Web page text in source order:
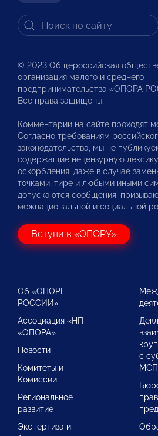
© 2023 Общероссийская
организация малого и среднего
предпринимательства «ОПОРА
Все права защищены.
Комментарии на сайте проходят
Согласно требованиям
законодательства, мы не
содержащие нецензурную
оскорбления, даже в случае
точками, тире и любыми иными
допускаются сообщения,
межнациональной и социальной
Вступи в «ОПОРУ»
Об «ОПОРЕ
РОССИИ»
Ассоциация «НП
«ОПОРА»
Новости
Комитеты и
Комиссии
Региональное
развитие
Экспертиза и
с
МСП
прав